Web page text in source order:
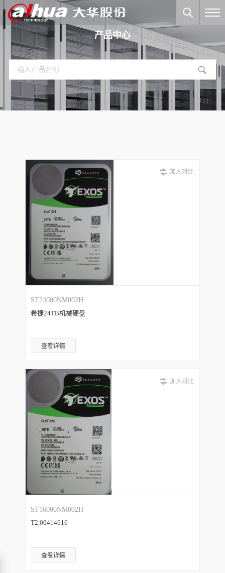
产品中心
加入对比
ST24000NM002H
希捷24TB机械硬盘
查看详情
加入对比
ST16000NM002H
T2.00414616
查看详情